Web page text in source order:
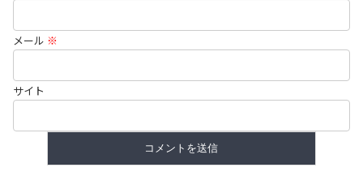
メール ※
サイト